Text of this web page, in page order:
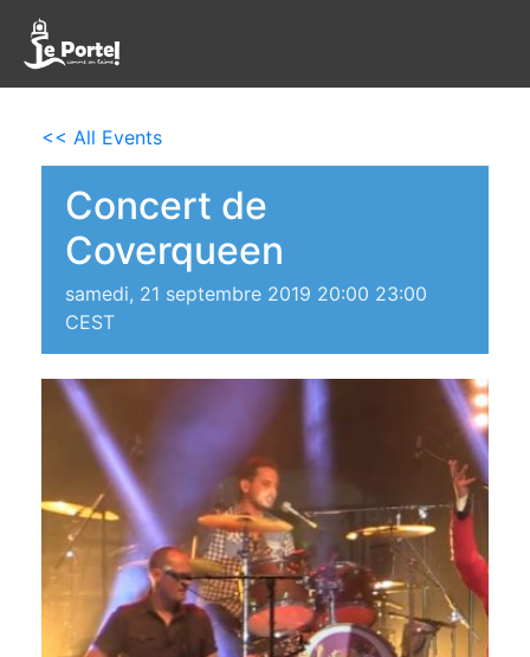
<< All Events
Concert de
Coverqueen
samedi, 21 septembre 2019 20:00 23:00
CEST